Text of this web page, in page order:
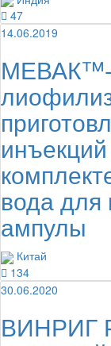
47
14.06.2019
вода
ампулы
Китай
134
30.06.2020
ВИНРИГ